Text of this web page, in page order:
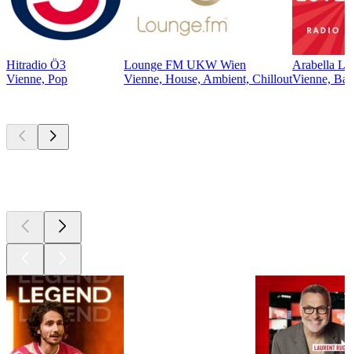
Hitradio Ö3
Vienne, Pop
Lounge FM UKW Wien
Vienne, House, Ambient, Chillout
Arabella
Vienne,